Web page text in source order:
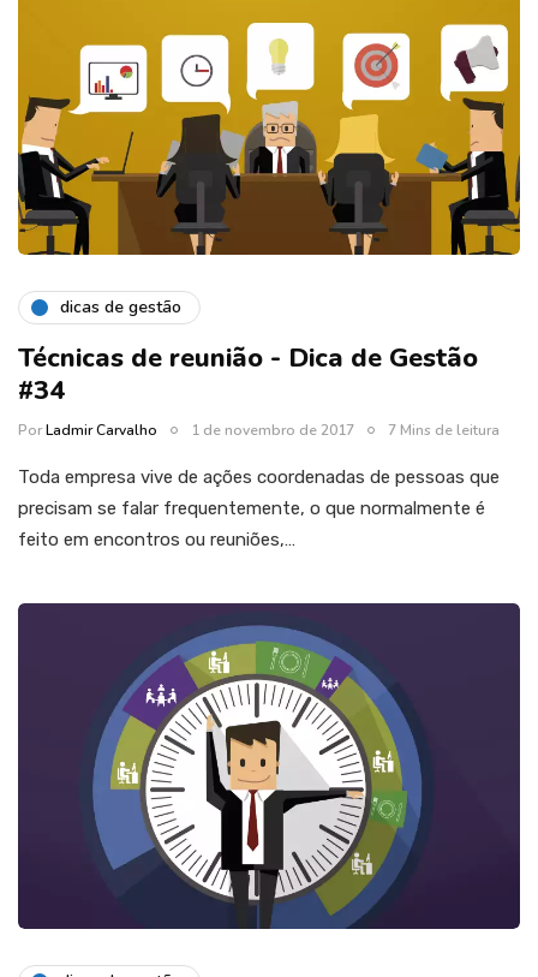
dicas de gestão
Técnicas de reunião - Dica de Gestão
#34
PorLadmir Carvalho 1 de novembro de 2017 7 Mins de leitura
Toda empresa vive de ações coordenadas de pessoas que
precisam se falar frequentemente, o que normalmente é
feito em encontros ou reuniões,…